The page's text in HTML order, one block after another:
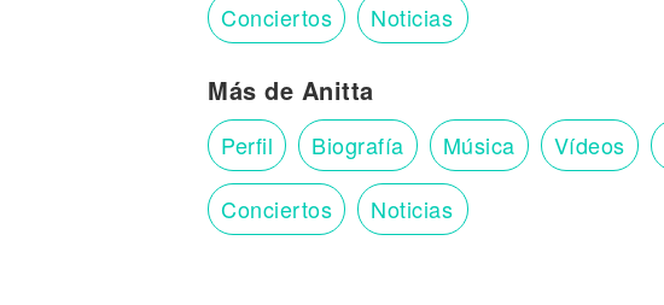
Conciertos Noticias
Más de Anitta
Perfil Biografía Música Vídeos
Conciertos Noticias